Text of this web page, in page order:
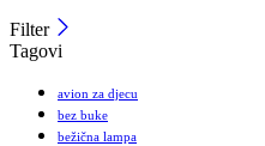
Filter
Tagovi
avion za djecu
bez buke
bežična lampa